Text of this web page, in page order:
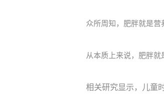
众所周知，肥胖就是营
从本质上来说，肥胖就
相关研究显示，儿童